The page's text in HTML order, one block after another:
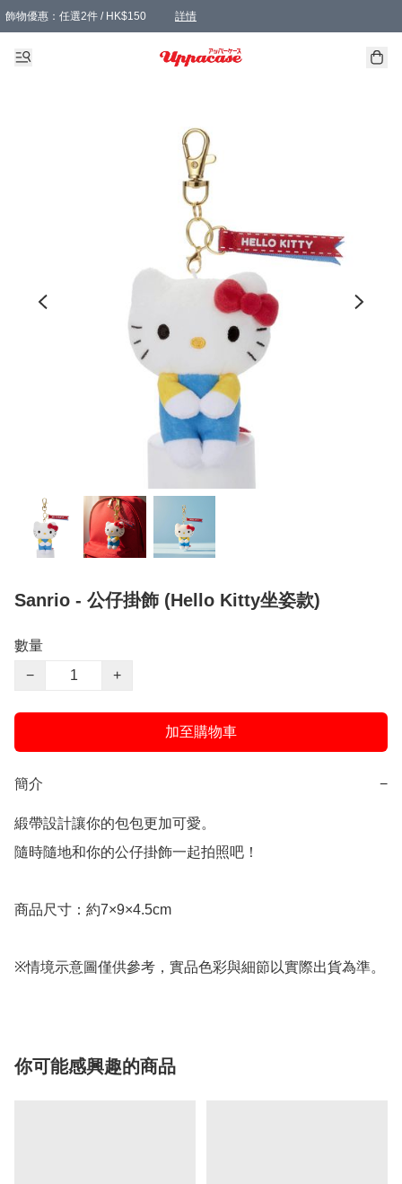
飾物優惠：任選2件 / HK$150 詳情
髮飾優惠：任選2件 / HK$100 詳情
精選襪子優惠：任選3對 / HK$115 詳情
滿額免運：本地訂單滿港幣350元可享免運費優惠
Sanrio - 公仔掛飾 (Hello Kitty坐姿款)
數量
−
+
加至購物車
簡介 −
緞帶設計讓你的包包更加可愛。
隨時隨地和你的公仔掛飾一起拍照吧！
商品尺寸：約7×9×4.5cm
※情境示意圖僅供參考，實品色彩與細節以實際出貨為準。
你可能感興趣的商品